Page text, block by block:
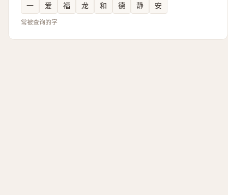
一 爱 福 龙 和 德 静 安
常被查询的字